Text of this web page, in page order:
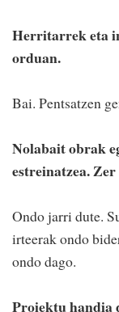
Herritarrek eta
orduan.
Bai. Pentsatzen
Nolabait obrak
estreinatzea.
Ondo jarri dute.
irteerak ondo
ondo dago.
Proiektu handia